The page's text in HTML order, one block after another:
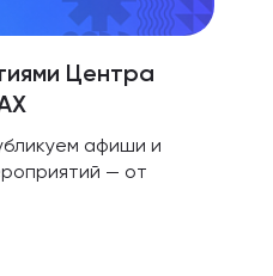
Центра
афиши и
— от